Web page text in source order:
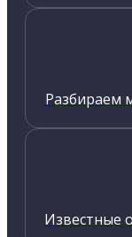
Разбираем
Известные